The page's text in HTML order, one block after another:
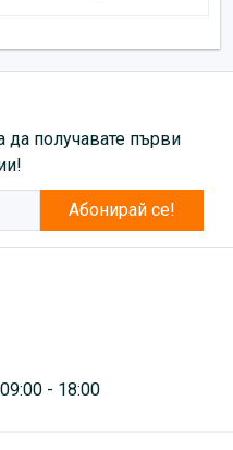
да получавате първи
Абонирай се!
- 18:00